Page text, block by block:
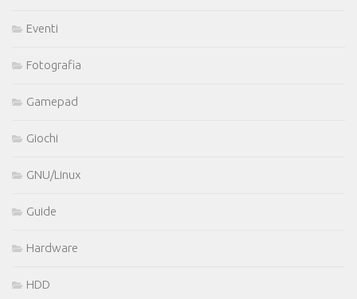
Eventi
Fotografia
Gamepad
Giochi
GNU/Linux
Guide
Hardware
HDD